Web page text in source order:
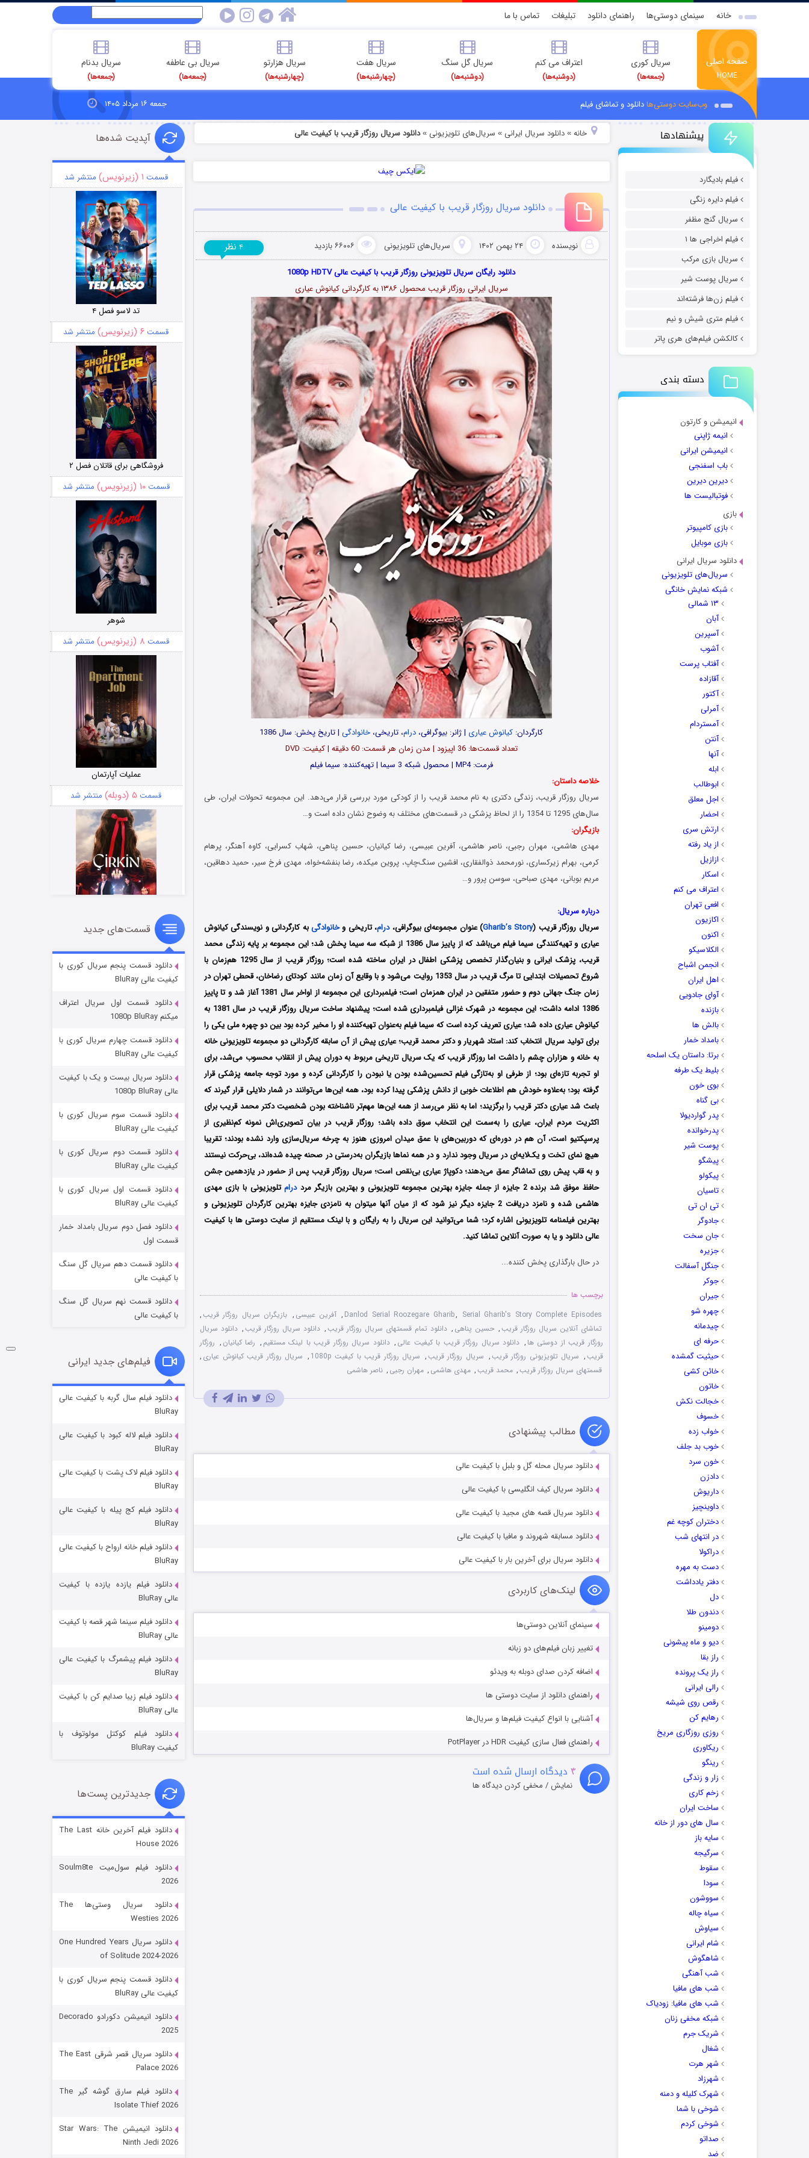
خانه سینمای دوستی‌ها راهنمای دانلود تبلیغات تماس با ما
صفحه اصلی
HOME
سریال کوری
(جمعه‌ها)
اعتراف می کنم
(دوشنبه‌ها)
سریال گل سنگ
(دوشنبه‌ها)
سریال هفت
(چهارشنبه‌ها)
سریال هزارتو
(چهارشنبه‌ها)
سریال بی عاطفه
(جمعه‌ها)
سریال بدنام
(جمعه‌ها)
وب‌سایت دوستی‌هادانلود و تماشای فیلم جمعه ۱۶ مرداد ۱۴۰۵
پیشنهادها
فیلم بادیگارد
فیلم دایره زنگی
سریال گنج مظفر
فیلم اخراجی ها ۱
سریال بازی مرکب
سریال پوست شیر
فیلم زن‌ها فرشته‌اند
فیلم متری شیش و نیم
کالکشن فیلم‌های هری پاتر
دسته بندی
انیمیشن و کارتون
انیمه ژاپنی
انیمیشن ایرانی
باب اسفنجی
دیرین دیرین
فوتبالیست ها
بازی
بازی کامپیوتر
بازی موبایل
دانلود سریال ایرانی
سریال‌های تلویزیونی
شبکه نمایش خانگی
۱۳ شمالی
آبان
آسپرین
آشوب
آفتاب پرست
آقازاده
آکتور
آمرلی
آمستردام
آنتن
آنها
ابله
ابوطالب
اجل معلق
احضار
ارتش سری
از یاد رفته
ازازیل
اسکار
اعتراف می کنم
افعی تهران
اکازیون
اکنون
الکلاسیکو
انجمن اشباح
اهل ایران
آوای جادویی
بازنده
بالش ها
بامداد خمار
برتا: داستان یک اسلحه
بلیط یک‌‌ طرفه
بوی خون
بی گناه
پدر گواردیولا
پدرخوانده
پوست شیر
پیشگو
پیکولو
تاسیان
تی ان تی
جادوگر
جان سخت
جزیره
جنگل آسفالت
جوکر
جیران
چهره شو
چیدمانه
حرفه ای
حیثیت گمشده
خائن کشی
خاتون
خجالت نکش
خسوف
خواب زده
خوب بد جلف
خون سرد
دادزن
داریوش
داوینچیز
دختران کوچه غم
در انتهای شب
دراکولا
دست به مهره
دفتر یادداشت
دل
دندون طلا
دومینو
دیو و ماه پیشونی
راز بقا
راز یک پرونده
رالی ایرانی
رقص روی شیشه
رهایم کن
روزی روزگاری مریخ
ریکاوری
رینگو
زار و زندگی
زخم کاری
ساخت ایران
سال های دور از خانه
سایه باز
سرگیجه
سقوط
سودا
سووشون
سیاه چاله
سیاوش
شام ایرانی
شاهگوش
شب آهنگی
شب های مافیا
شب های مافیا: زودیاک
شبکه مخفی زنان
شریک جرم
شغال
شهر هرت
شهرزاد
شهرک کلیله و دمنه
شوخی با شما
شوخی کردم
صداتو
ضد
خانه» دانلود سریال ایرانی » سریال‌های تلویزیونی »دانلود سریال روزگار قریب با کیفیت عالی
دانلود سریال روزگار قریب با کیفیت عالی
نویسنده ۲۴ بهمن ۱۴۰۲ سریال‌های تلویزیونی ۶۶۰۰۶ بازدید ۴ نظر
دانلود رایگان سریال تلویزیونی روزگار قریب با کیفیت عالی 1080p HDTV
سریال ایرانی روزگار قریب محصول ۱۳۸۶ به کارگردانی کیانوش عیاری
کارگردان: کیانوش عیاری | ژانر: بیوگرافی، درام، تاریخی، خانوادگی| تاریخ پخش: سال 1386
تعداد قسمت‌ها: 36 اپیزود | مدن زمان هر قسمت: 60 دقیقه | کیفیت: DVD
فرمت: MP4 | محصول شبکه 3 سیما | تهیه‌کننده: سیما فیلم
خلاصه داستان:
سریال روزگار قریب، زندگی دکتری به نام محمد قریب را از کودکی مورد بررسی قرار می‌دهد. این مجموعه تحولات ایران، طی
سال‌های 1295 تا 1354 را از لحاظ پزشکی در قسمت‌های مختلف به وضوح نشان داده است و…
بازیگران:
مهدی هاشمی، مهران رجبی، ناصر هاشمی، آفرین عبیسی، رضا کیانیان، حسین پناهی، شهاب کسرایی، کاوه آهنگر، پرهام
کرمی، بهرام زیرکساری، نورمحمد ذوالفقاری، افشین سنگ‌چاپ، پروین میکده، رضا بنفشه‌خواه، مهدی فرخ سیر، حمید دهاقین،
مریم بوبانی، مهدی صباحی، سوسن پرور و…
درباره سریال:
سریال روزگار قریب (Gharib’s Story) عنوان مجموعه‌ای بیوگرافی،درام، تاریخی وخانوادگیبه کارگردانی و نویسندگی کیانوش
عیاری و تهیه‌کنندگی سیما فیلم می‌باشد که از پاییز سال 1386 از شبکه سه سیما پخش شد؛ این مجموعه بر پایه زندگی محمد
قریب، پزشک ایرانی و بنیان‌گذار تخصص پزشکی اطفال در ایران ساخته شده‌ است؛ روزگار قریب از سال 1295 هم‌زمان با
شروع تحصیلات ابتدایی تا مرگ قریب در سال 1353 روایت می‌شود و با وقایع آن زمان مانند کودتای رضاخان، قحطی تهران در
زمان جنگ جهانی دوم و حضور متفقین در ایران همزمان است؛ فیلمبرداری این مجموعه از اواخر سال 1381 آغاز شد و تا پاییز
1386 ادامه داشت؛ این مجموعه در شهرک غزالی فیلمبرداری شده‌ است؛ پیشنهاد ساخت سریال روزگار قریب در سال 1381 به
کیانوش عیاری داده شد؛ عیاری تعریف کرده است که سیما فیلم به‌عنوان تهیه‌کننده او را مخیر کرده بود بین دو چهره‌ ملی یکی را
برای تولید سریال انتخاب کند: استاد شهریار و دکتر محمد قریب؛ عیاری پیش از آن سابقه‌ کارگردانی دو مجموعه تلویزیونی خانه
به خانه و هزاران چشم را داشت اما روزگار قریب که یک سریال تاریخی مربوط به دوران پیش از انقلاب محسوب می‌شد، برای
او تجربه‌ تازه‌ای بود؛ از طرفی او به‌تازگی فیلم تحسین‌شده‌ بودن یا نبودن را کارگردانی کرده و مورد توجه جامعه‌ پزشکی قرار
گرفته بود؛ به‌علاوه خودش هم اطلاعات خوبی از دانش پزشکی پیدا کرده بود، همه‌ این‌ها می‌توانند در شمار دلایلی قرار گیرند که
باعث شد عیاری دکتر قریب را برگزیند؛ اما به نظر می‌رسد از همه‌ این‌ها مهم‌تر ناشناخته بودن شخصیت دکتر محمد قریب برای
اکثریت مردم ایران، عیاری را به‌سمت این انتخاب سوق داده باشد؛ روزگار قریب در بیان تصویری‌اش نمونه‌ کم‌نظیری از
پرسپکتیو است، آن هم در دوره‌ای که دوربین‌های با عمق میدان امروزی هنوز به چرخه‌ سریال‌سازی وارد نشده بودند؛ تقریبا
هیچ نمای تخت و یک‌لایه‌ای در سریال وجود ندارد و در همه‌ نماها بازیگران به‌درستی در صحنه چیده شده‌اند، بی‌حرکت نیستند
و به قاب پیش روی تماشاگر عمق می‌دهند؛ دکوپاژ عیاری بی‌نقص است؛ سریال روزگار قریب پس از حضور در یازدهمین جشن
حافظ موفق شد برنده 2 جایزه از جمله جایزه بهترین مجموعه تلویزیونی و بهترین بازیگر مرد
درامتلویزیونی با بازی مهدی
هاشمی شده و نامزد دریافت 2 جایزه دیگر نیز شود که از میان آن‎ها می‎توان به نامزدی جایزه بهترین کارگردان تلویزیونی و
بهترین فیلمنامه تلویزیونی اشاره کرد؛ شما می‌توانید این سریال را به رایگان و با لینک مستقیم از سایت دوستی ها با کیفیت
عالی دانلود و یا به صورت آنلاین تماشا کنید.
در حال بارگذاری پخش کننده...
برچسب ها
Danlod Serial Roozegare Gharib, Serial Gharib's Story Complete Episodes
, آفرین عبیسی , بازیگران سریال روزگار قریب,
تماشای آنلاین سریال روزگار قریب, حسین پناهی , دانلود تمام قسمتهای سریال روزگار قریب, دانلود سریال روزگار قریب, دانلود سریال
روزگار قریب از دوستی ها , دانلود سریال روزگار قریب با کیفیت عالی , دانلود سریال روزگار قریب با لینک مستقیم , رضا کیانیان , روزگار
قریب, سریال تلویزیونی روزگار قریب, سریال روزگار قریب, سریال روزگار قریب با کیفیت 1080p , سریال روزگار قریب کیانوش عیاری ,
قسمتهای سریال روزگار قریب, محمد قریب, مهدی هاشمی , مهران رجبی , ناصر هاشمی
مطالب پیشنهادی
دانلود سریال محله گل و بلبل با کیفیت عالی
دانلود سریال کیف انگلیسی با کیفیت عالی
دانلود سریال قصه های مجید با کیفیت عالی
دانلود مسابقه شهروند و مافیا با کیفیت عالی
دانلود سریال برای آخرین بار با کیفیت عالی
لینک‌های کاربردی
سینمای آنلاین دوستی‌ها
تغییر زبان فیلم‌های دو زبانه
اضافه کردن صدای دوبله به ویدئو
راهنمای دانلود از سایت دوستی ها
آشنایی با انواع کیفیت فیلم‌ها و سریال‌ها
راهنمای فعال سازی کیفیت HDR در PotPlayer
۴ دیدگاه ارسال شده است
نمایش / مخفی کردن دیدگاه ها
آپدیت شده‌ها
قسمت ۱ (زیرنویس) منتشر شد
تد لاسو فصل ۴
قسمت ۶ (زیرنویس) منتشر شد
فروشگاهی برای قاتلان فصل ۲
قسمت۱۰ (زیرنویس) منتشر شد
شوهر
قسمت ۸ (زیرنویس) منتشر شد
عملیات آپارتمان
قسمت ۵ (دوبله) منتشر شد
سریال زشت
قسمت۲ (زیرنویس) منتشر شد
مردگان متحرک: شهر مرده ۳
شکست استوارت در نجات جهان
قسمت ۷ (زیرنویس) منتشر شد
شوگر فصل ۲
قسمت
خاندان اژدها فصل ۳
جادوگری در مغولستان
قسمت
رویایی برای تو
قسمت
قسمت‌های جدید
دانلود قسمت پنجم سریال کوری با
کیفیت عالی BluRay
دانلود قسمت اول سریال اعتراف
میکنم 1080p BluRay
دانلود قسمت چهارم سریال کوری با
کیفیت عالی BluRay
دانلود سریال بیست و یک با کیفیت
عالی 1080p BluRay
دانلود قسمت سوم سریال کوری با
کیفیت عالی BluRay
دانلود قسمت دوم سریال کوری با
کیفیت عالی BluRay
دانلود قسمت اول سریال کوری با
کیفیت عالی BluRay
دانلود فصل دوم سریال بامداد خمار
قسمت اول
دانلود قسمت دهم سریال گل سنگ
با کیفیت عالی
دانلود قسمت نهم سریال گل سنگ
با کیفیت عالی
فیلم‌های جدید ایرانی
دانلود فیلم سال گربه با کیفیت عالی
BluRay
دانلود فیلم لاله کبود با کیفیت عالی
BluRay
دانلود فیلم لاک پشت با کیفیت عالی
BluRay
دانلود فیلم کج‌ پیله با کیفیت عالی
BluRay
دانلود فیلم خانه ارواح با کیفیت عالی
BluRay
دانلود فیلم یازده یازده با کیفیت
عالی BluRay
دانلود فیلم سینما شهر قصه با کیفیت
عالی BluRay
دانلود فیلم پیشمرگ با کیفیت عالی
BluRay
دانلود فیلم زیبا صدایم کن با کیفیت
عالی BluRay
دانلود فیلم کوکتل مولوتوف با
کیفیت BluRay
جدیدترین پست‌ها
دانلود فیلم آخرین خانه The Last
House 2026
دانلود فیلم سول‌میت Soulm8te
2026
دانلود سریال وستی‌ها The
Westies 2026
دانلود سریال One Hundred Years
of Solitude 2024-2026
دانلود قسمت پنجم سریال کوری با
کیفیت عالی BluRay
دانلود انیمیشن دکورادو Decorado
2025
دانلود سریال قصر شرقی The East
Palace 2026
دانلود فیلم سارق گوشه گیر The
Isolate Thief 2026
دانلود انیمیشن Star Wars: The
Ninth Jedi 2026